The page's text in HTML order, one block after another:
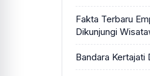
Fakta Terbaru
Dikunjungi
Bandara